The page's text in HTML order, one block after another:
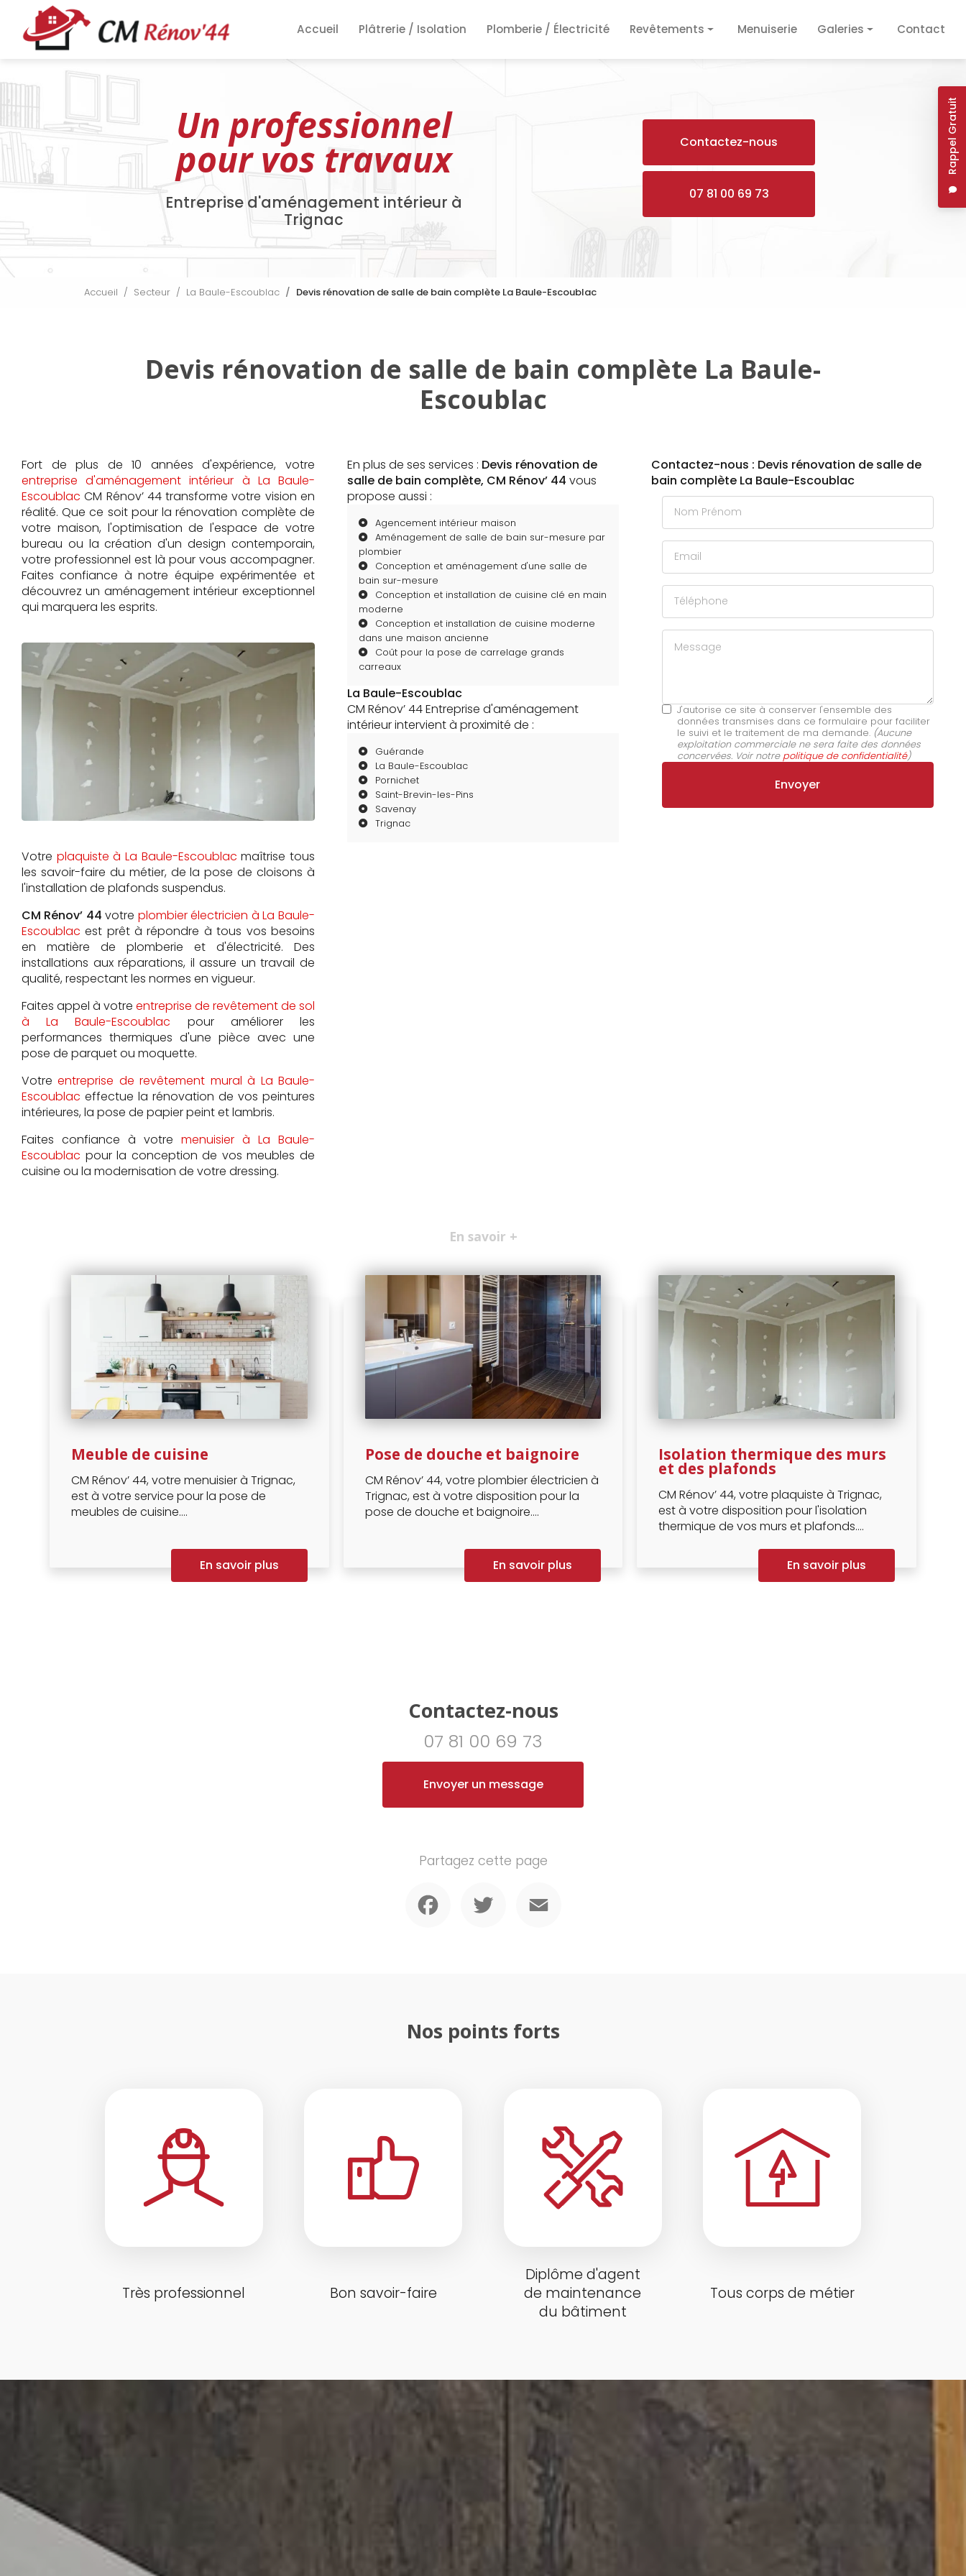
contenu
principal
Rappel Gratuit
Accueil Plâtrerie / Isolation Plomberie / Électricité Revêtements Menuiserie Galeries Contact
Un professionnel
pour vos travaux
Entreprise d'aménagement intérieur à
Trignac
Contactez-nous
07 81 00 69 73
Accueil Secteur La Baule-Escoublac Devis rénovation de salle de bain complète La Baule-Escoublac
Devis rénovation de salle de bain complète La Baule-
Escoublac
Fort de plus de 10 années d'expérience, votre
entreprise d'aménagement intérieur à La Baule-
Escoublac CM Rénov’ 44 transforme votre vision en
réalité. Que ce soit pour la rénovation complète de
votre maison, l'optimisation de l'espace de votre
bureau ou la création d'un design contemporain,
votre professionnel est là pour vous accompagner.
Faites confiance à notre équipe expérimentée et
découvrez un aménagement intérieur exceptionnel
qui marquera les esprits.
Votre plaquiste à La Baule-Escoublac maîtrise tous
les savoir-faire du métier, de la pose de cloisons à
l'installation de plafonds suspendus.
CM Rénov’ 44 votre plombier électricien à La Baule-
Escoublac est prêt à répondre à tous vos besoins
en matière de plomberie et d'électricité. Des
installations aux réparations, il assure un travail de
qualité, respectant les normes en vigueur.
Faites appel à votre entreprise de revêtement de sol
à La Baule-Escoublac pour améliorer les
performances thermiques d'une pièce avec une
pose de parquet ou moquette.
Votreentreprise de revêtement mural à La Baule-
Escoublac effectue la rénovation de vos peintures
intérieures, la pose de papier peint et lambris.
Faites confiance à votre menuisier à La Baule-
Escoublac pour la conception de vos meubles de
cuisine ou la modernisation de votre dressing.
En plus de ses services : Devis rénovation de
salle de bain complète, CM Rénov’ 44 vous
propose aussi :
Agencement intérieur maison
Aménagement de salle de bain sur-mesure par
plombier
Conception et aménagement d'une salle de
bain sur-mesure
Conception et installation de cuisine clé en main
moderne
Conception et installation de cuisine moderne
dans une maison ancienne
Coût pour la pose de carrelage grands
carreaux
La Baule-Escoublac
CM Rénov’ 44 Entreprise d'aménagement
intérieur intervient à proximité de :
Guérande
La Baule-Escoublac
Pornichet
Saint-Brevin-les-Pins
Savenay
Trignac
Contactez-nous : Devis rénovation de salle de
bain complète La Baule-Escoublac
Nom Prénom
Email
Téléphone
Message
J'autorise ce site à conserver l'ensemble des
données transmises dans ce formulaire pour faciliter
le suivi et le traitement de ma demande. (Aucune
exploitation commerciale ne sera faite des données
concervées. Voir notre politique de confidentialité)
En savoir +
Meuble de cuisine
CM Rénov’ 44, votre menuisier à Trignac,
est à votre service pour la pose de
meubles de cuisine....
En savoir plus
Pose de douche et baignoire
CM Rénov’ 44, votre plombier électricien à
Trignac, est à votre disposition pour la
pose de douche et baignoire....
En savoir plus
Isolation thermique des murs
et des plafonds
CM Rénov’ 44, votre plaquiste à Trignac,
est à votre disposition pour l'isolation
thermique de vos murs et plafonds....
En savoir plus
Contactez-nous
07 81 00 69 73
Envoyer un message
Partagez cette page
Nos points forts
Très professionnel Bon savoir-faire
Diplôme d'agent
de maintenance
du bâtiment
Tous corps de métier